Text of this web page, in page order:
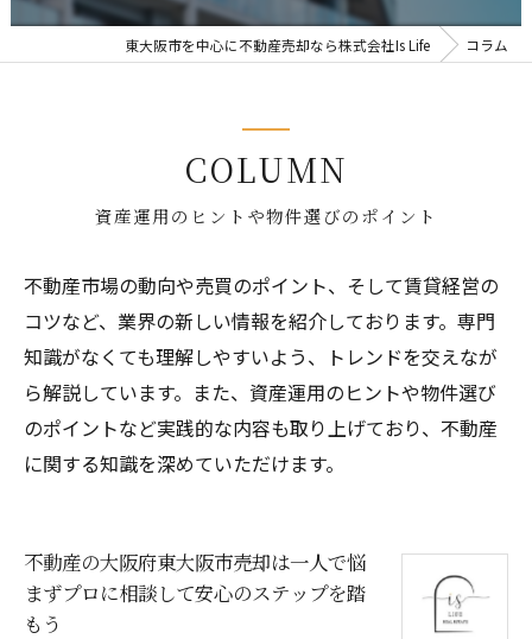
東大阪市を中心に不動産売却なら株式会社Is Life コラム
COLUMN
資産運用のヒントや物件選びのポイント
不動産市場の動向や売買のポイント、そして賃貸経営の
コツなど、業界の新しい情報を紹介しております。専門
知識がなくても理解しやすいよう、トレンドを交えなが
ら解説しています。また、資産運用のヒントや物件選び
のポイントなど実践的な内容も取り上げており、不動産
に関する知識を深めていただけます。
不動産の大阪府東大阪市売却は一人で悩
まずプロに相談して安心のステップを踏
もう